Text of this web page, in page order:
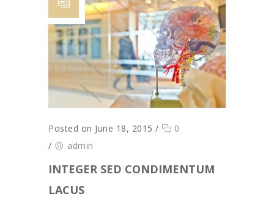
Posted on June 18, 2015 /
0
/
admin
INTEGER SED CONDIMENTUM
LACUS